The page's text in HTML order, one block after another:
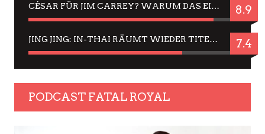
CÉSAR FÜR JIM CARREY? WARUM DAS EINER DER NERVIGSTEN ACTORS IST UND BLEIBT 8.9
JING JING: IN-THAI RÄUMT WIEDER TITEL AB – EIN ZWEI-STUNDEN-ERLEBNISBERICHT 7.4
PODCAST FATAL ROYAL